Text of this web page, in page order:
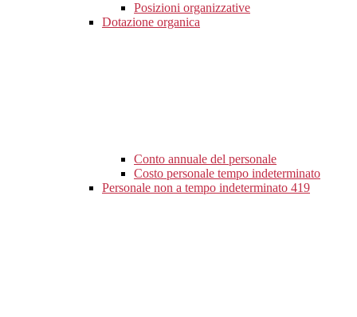
Posizioni organizzative
Dotazione organica
Conto annuale del personale
Costo personale tempo indeterminato
Personale non a tempo indeterminato 419